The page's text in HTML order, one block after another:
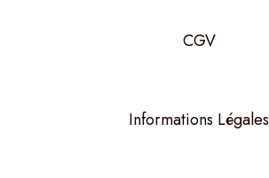
CGV
Informations Légales